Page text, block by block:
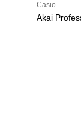
Casio
Akai